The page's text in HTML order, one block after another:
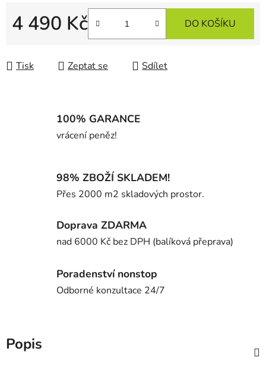
4 490 Kč DO KOŠÍKU
Tisk Zeptat se Sdílet
100% GARANCE
vrácení peněz!
98% ZBOŽÍ SKLADEM!
Přes 2000 m2 skladových prostor.
Doprava ZDARMA
nad 6000 Kč bez DPH (balíková přeprava)
Poradenství nonstop
Odborné konzultace 24/7
Popis